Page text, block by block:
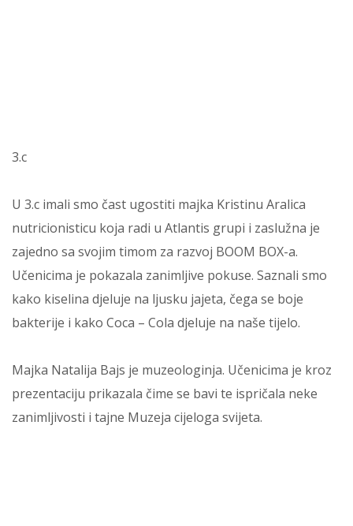
3.c
U 3.c imali smo čast ugostiti majka Kristinu Aralica
nutricionisticu koja radi u Atlantis grupi i zaslužna je
zajedno sa svojim timom za razvoj BOOM BOX-a.
Učenicima je pokazala zanimljive pokuse. Saznali smo
kako kiselina djeluje na ljusku jajeta, čega se boje
bakterije i kako Coca – Cola djeluje na naše tijelo.
Majka Natalija Bajs je muzeologinja. Učenicima je kroz
prezentaciju prikazala čime se bavi te ispričala neke
zanimljivosti i tajne Muzeja cijeloga svijeta.